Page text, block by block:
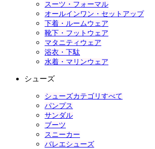
スーツ・フォーマル
オールインワン・セットアップ
下着・ルームウェア
靴下・フットウェア
マタニティウェア
浴衣・下駄
水着・マリンウェア
シューズ
シューズカテゴリすべて
パンプス
サンダル
ブーツ
スニーカー
バレエシューズ